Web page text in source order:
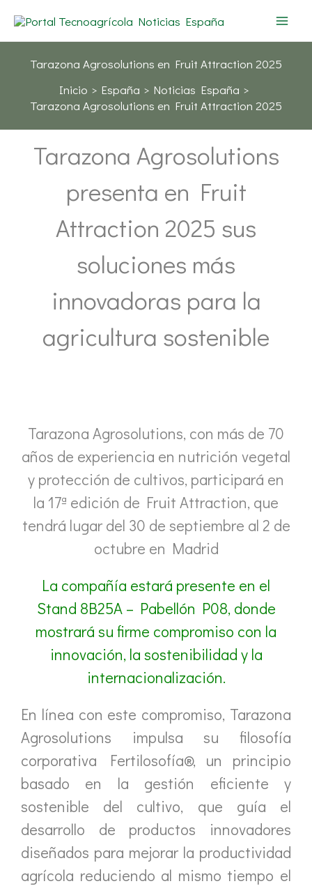
contenido
Tarazona Agrosolutions en Fruit Attraction 2025
Inicio
España
Noticias España
Tarazona Agrosolutions en Fruit Attraction 2025
Tarazona Agrosolutions
presenta en Fruit
Attraction 2025 sus
soluciones más
innovadoras para la
agricultura sostenible
Tarazona Agrosolutions, con más de 70
años de experiencia en nutrición vegetal
y protección de cultivos, participará en
la 17ª edición de Fruit Attraction, que
tendrá lugar del 30 de septiembre al 2 de
octubre en Madrid
La compañía estará presente en el
Stand 8B25A – Pabellón P08, donde
mostrará su firme compromiso con la
innovación, la sostenibilidad y la
internacionalización.
En línea con este compromiso, Tarazona
Agrosolutions impulsa su filosofía
corporativa Fertilosofía®, un principio
basado en la gestión eficiente y
sostenible del cultivo, que guía el
desarrollo de productos innovadores
diseñados para mejorar la productividad
agrícola reduciendo al mismo tiempo el